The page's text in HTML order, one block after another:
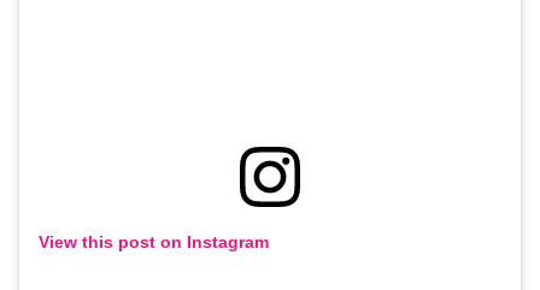
View this post on Instagram